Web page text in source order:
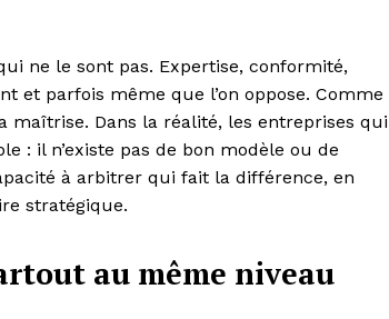
ne le sont pas. Expertise, conformité,
et parfois même que l’on oppose. Comme
Dans la réalité, les entreprises qui
: il n’existe pas de bon modèle ou de
à arbitrer qui fait la différence, en
stratégique.
au même niveau